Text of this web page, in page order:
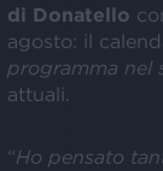
di Donatello
agosto: il
programma nel
attuali.
“Ho pensato